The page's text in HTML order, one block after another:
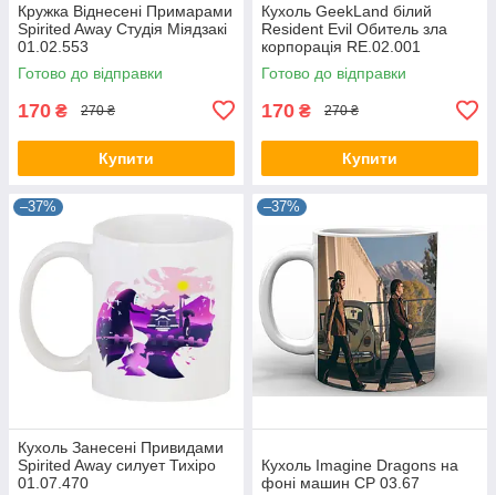
Кружка Віднесені Примарами
Spirited Away Студія Міядзакі
01.02.553
Готово до відправки
170 ₴ 270 ₴
Купити
Кухоль GeekLand білий
Resident Evil Обитель зла
корпорація RE.02.001
Готово до відправки
170 ₴ 270 ₴
Купити
–37%
Кухоль Занесені Привидами
Spirited Away силует Тихіро
01.07.470
–37%
Кухоль Imagine Dragons на
фоні машин CP 03.67